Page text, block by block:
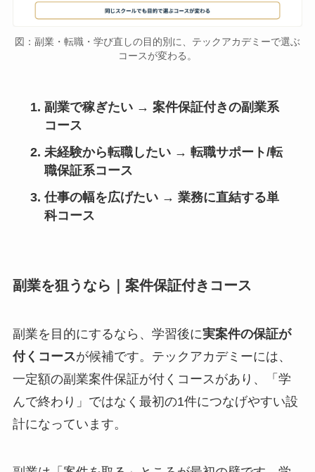
図：副業・転職・学び直しの目的別に、テックアカデミーで選ぶ
コースが変わる。
副業で稼ぎたい → 案件保証付きの副業系
コース
未経験から転職したい → 転職サポート/転
職保証系コース
仕事の幅を広げたい → 業務に直結する単
科コース
副業を狙うなら｜案件保証付きコース
副業を目的にするなら、学習後に実案件の保証が
付くコースが候補です。テックアカデミーには、
一定額の副業案件保証が付くコースがあり、「学
んで終わり」ではなく最初の1件につなげやすい設
計になっています。